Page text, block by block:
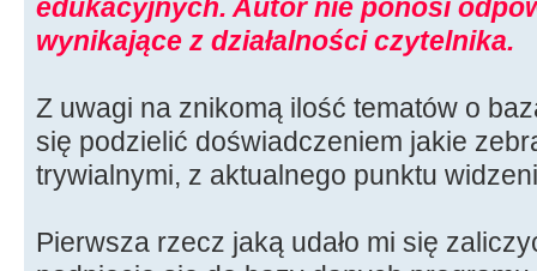
edukacyjnych. Autor nie ponosi
wynikające z działalności czytelnika.
Z uwagi na znikomą ilość tematów o
się podzielić doświadczeniem jakie
trywialnymi, z aktualnego punktu
Pierwsza rzecz jaką udało mi się